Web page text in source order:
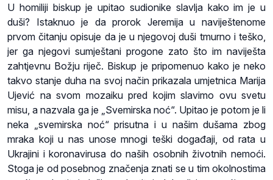
U homiliji biskup je upitao sudionike slavlja kako im je u
duši? Istaknuo je da prorok Jeremija u naviještenome
prvom čitanju opisuje da je u njegovoj duši tmurno i teško,
jer ga njegovi sumještani progone zato što im naviješta
zahtjevnu Božju riječ. Biskup je pripomenuo kako je neko
takvo stanje duha na svoj način prikazala umjetnica Marija
Ujević na svom mozaiku pred kojim slavimo ovu svetu
misu, a nazvala ga je „Svemirska noć“. Upitao je potom je li
neka „svemirska noć“ prisutna i u našim dušama zbog
mraka koji u nas unose mnogi teški događaji, od rata u
Ukrajini i koronavirusa do naših osobnih životnih nemoći.
Stoga je od posebnog značenja znati se u tim okolnostima